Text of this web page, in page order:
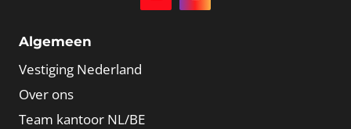
Algemeen
Vestiging Nederland
Over ons
Team kantoor NL/BE